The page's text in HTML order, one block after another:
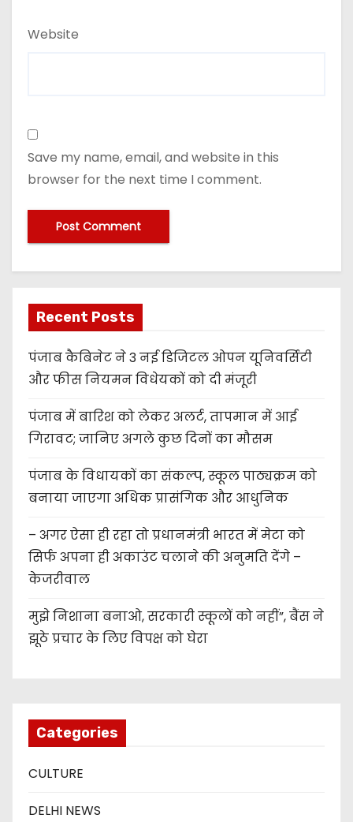
Website
Save my name, email, and website in this
browser for the next time I comment.
Recent Posts
पंजाब कैबिनेट ने 3 नई डिजिटल ओपन यूनिवर्सिटी
और फीस नियमन विधेयकों को दी मंजूरी
पंजाब में बारिश को लेकर अलर्ट, तापमान में आई
गिरावट; जानिए अगले कुछ दिनों का मौसम
पंजाब के विधायकों का संकल्प, स्कूल पाठ्यक्रम को
बनाया जाएगा अधिक प्रासंगिक और आधुनिक
– अगर ऐसा ही रहा तो प्रधानमंत्री भारत में मेटा को
सिर्फ अपना ही अकाउंट चलाने की अनुमति देंगे –
केजरीवाल
मुझे निशाना बनाओ, सरकारी स्कूलों को नहीं”, बैंस ने
झूठे प्रचार के लिए विपक्ष को घेरा
Categories
CULTURE
DELHI NEWS